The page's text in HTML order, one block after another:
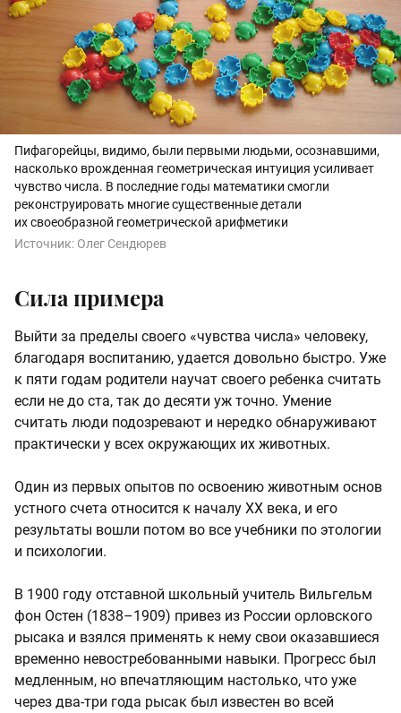
Пифагорейцы, видимо, были первыми людьми, осознавшими,
насколько врожденная геометрическая интуиция усиливает
чувство числа. В последние годы математики смогли
реконструировать многие существенные детали
их своеобразной геометрической арифметики
Источник: Олег Сендюрев
Сила примера
Выйти за пределы своего «чувства числа» человеку,
благодаря воспитанию, удается довольно быстро. Уже
к пяти годам родители научат своего ребенка считать
если не до ста, так до десяти уж точно. Умение
считать люди подозревают и нередко обнаруживают
практически у всех окружающих их животных.
Один из первых опытов по освоению животным основ
устного счета относится к началу ХХ века, и его
результаты вошли потом во все учебники по этологии
и психологии.
В 1900 году отставной школьный учитель Вильгельм
фон Остен (1838–1909) привез из России орловского
рысака и взялся применять к нему свои оказавшиеся
временно невостребованными навыки. Прогресс был
медленным, но впечатляющим настолько, что уже
через два-три года рысак был известен во всей